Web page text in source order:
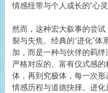
情感纽带与个人成长的“心灵
然而，这种宏大叙事的尝
裂与失焦。经典的“进化”
加，而是一种与伙伴的羁
严格对应的、富有仪式感
体，再到究极体，每一次
情感历程与道德抉择。进